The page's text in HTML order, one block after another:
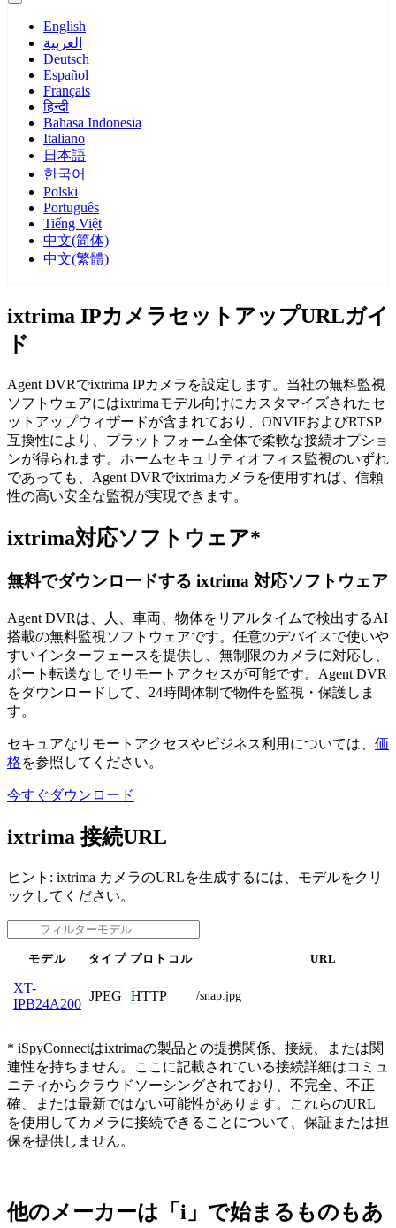
English
العربية
Deutsch
Español
Français
हिन्दी
Bahasa Indonesia
Italiano
日本語
한국어
Polski
Português
Tiếng Việt
中文(简体)
中文(繁體)
ixtrima IPカメラセットアップURLガイ
ド
Agent DVRでixtrima IPカメラを設定します。当社の無料監視
ソフトウェアにはixtrimaモデル向けにカスタマイズされたセ
ットアップウィザードが含まれており、ONVIFおよびRTSP
互換性により、プラットフォーム全体で柔軟な接続オプショ
ンが得られます。ホームセキュリティオフィス監視のいずれ
であっても、Agent DVRでixtrimaカメラを使用すれば、信頼
性の高い安全な監視が実現できます。
ixtrima対応ソフトウェア*
無料でダウンロードする ixtrima 対応ソフトウェア
Agent DVRは、人、車両、物体をリアルタイムで検出するAI
搭載の無料監視ソフトウェアです。任意のデバイスで使いや
すいインターフェースを提供し、無制限のカメラに対応し、
ポート転送なしでリモートアクセスが可能です。Agent DVR
をダウンロードして、24時間体制で物件を監視・保護しま
す。
セキュアなリモートアクセスやビジネス利用については、 価
格を参照してください。
今すぐダウンロード
ixtrima 接続URL
ヒント: ixtrima カメラのURLを生成するには、モデルをクリ
ックしてください。
モデル タイプ プロトコル URL
XT-
IPB24A200
JPEG HTTP /snap.jpg
* iSpyConnectはixtrimaの製品との提携関係、接続、または関
連性を持ちません。ここに記載されている接続詳細はコミュ
ニティからクラウドソーシングされており、不完全、不正
確、または最新ではない可能性があります。これらのURL
を使用してカメラに接続できることについて、保証または担
保を提供しません。
他のメーカーは「i」で始まるものもあ